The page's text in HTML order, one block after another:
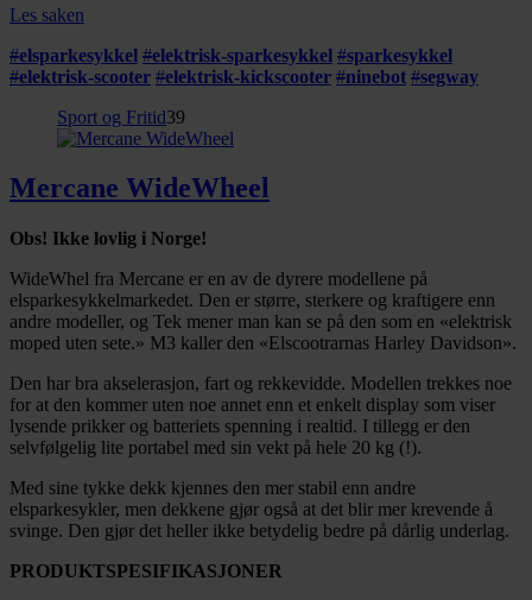
annonser et personlig preg, for å levere sosiale
dessuten informasjon om hvordan du bruker nettstedet
annonsering og analysearbeid, som kan kombinere den
med annen informasjon du har gjort tilgjengelig for dem,
eller som de har samlet inn gjennom din bruk av
Les saken
#elsparkesykkel #elektrisk-sparkesykkel #sparkesykkel
#elektrisk-scooter #elektrisk-kickscooter #ninebot #segway
Sport og Fritid39
Mercane WideWheel
Obs! Ikke lovlig i Norge!
WideWhel fra Mercane er en av de dyrere modellene på
elsparkesykkelmarkedet. Den er større, sterkere og kraftigere enn
andre modeller, og Tek mener man kan se på den som en «elektrisk
moped uten sete.» M3 kaller den «Elscootrarnas Harley Davidson».
Den har bra akselerasjon, fart og rekkevidde. Modellen trekkes noe
for at den kommer uten noe annet enn et enkelt display som viser
lysende prikker og batteriets spenning i realtid. I tillegg er den
selvfølgelig lite portabel med sin vekt på hele 20 kg (!).
Med sine tykke dekk kjennes den mer stabil enn andre
elsparkesykler, men dekkene gjør også at det blir mer krevende å
svinge. Den gjør det heller ikke betydelig bedre på dårlig underlag.
PRODUKTSPESIFIKASJONER